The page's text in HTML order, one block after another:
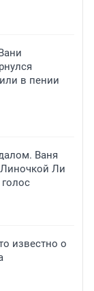
в пении
Ваня
Ли
известно о